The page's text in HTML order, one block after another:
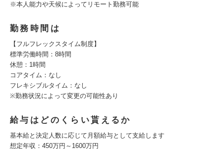
※本人能力や天候によってリモート勤務可能
勤務時間は
【フルフレックスタイム制度】
標準労働時間：8時間
休憩：1時間
コアタイム：なし
フレキシブルタイム：なし
※勤務状況によって変更の可能性あり
給与はどのくらい貰えるか
基本給と決定人数に応じて月額給与として支給します
想定年収：450万円～1600万円